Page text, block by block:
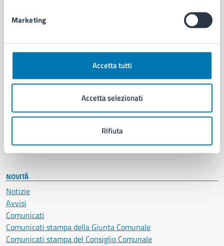
Marketing
Accetta tutti
Accetta selezionati
Rifiuta
Ambiente
Educazione e formazione
Giustizia e sicurezza pubblica
Salute, benessere e assistenza
Vita lavorativa
NOVITÀ
Notizie
Avvisi
Comunicati
Comunicati stampa della Giunta Comunale
Comunicati stampa del Consiglio Comunale